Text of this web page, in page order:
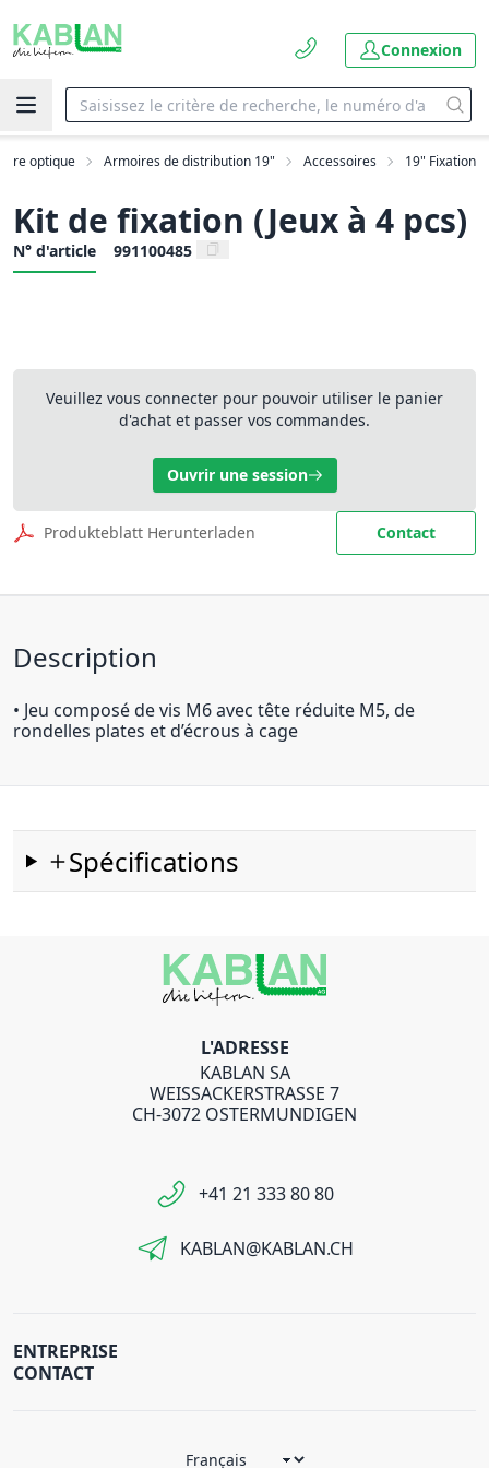
Connexion
optique Armoires de distribution 19" Accessoires 19" Fixation
Kit de fixation (Jeux à 4 pcs)
N° d'article 991100485
Veuillez vous connecter pour pouvoir utiliser le panier
d'achat et passer vos commandes.
Ouvrir une session
Produkteblatt Herunterladen Contact
Description
• Jeu composé de vis M6 avec tête réduite M5, de
rondelles plates et d’écrous à cage
Spécifications
L'ADRESSE
KABLAN SA
WEISSACKERSTRASSE 7
CH-3072 OSTERMUNDIGEN
+41 21 333 80 80
KABLAN@KABLAN.CH
ENTREPRISE
CONTACT